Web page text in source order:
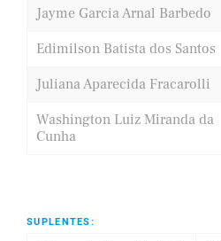
Jayme Garcia Arnal Barbedo
Edimilson Batista dos Santos
Juliana Aparecida Fracarolli
Washington Luiz Miranda da
Cunha
SUPLENTES: